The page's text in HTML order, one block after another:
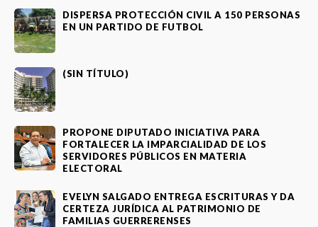
DISPERSA PROTECCIÓN CIVIL A 150 PERSONAS
EN UN PARTIDO DE FUTBOL
(SIN TÍTULO)
PROPONE DIPUTADO INICIATIVA PARA
FORTALECER LA IMPARCIALIDAD DE LOS
SERVIDORES PÚBLICOS EN MATERIA
ELECTORAL
EVELYN SALGADO ENTREGA ESCRITURAS Y DA
CERTEZA JURÍDICA AL PATRIMONIO DE
FAMILIAS GUERRERENSES